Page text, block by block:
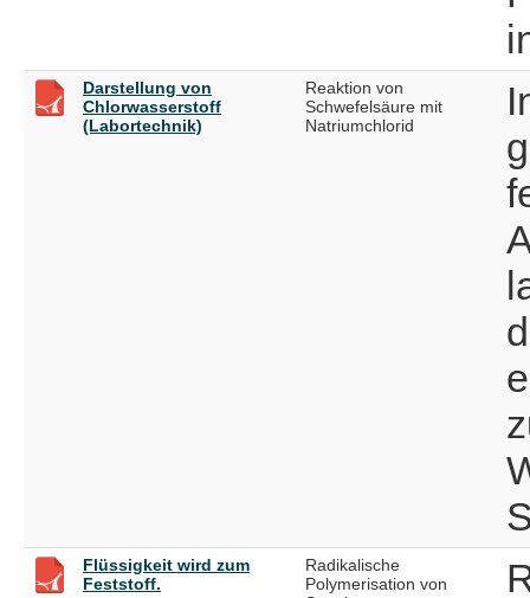
Darstellung von
Chlorwasserstoff
(Labortechnik)
Reaktion von
Schwefelsäure mit
Natriumchlorid
Flüssigkeit wird zum
Feststoff.
Radikalische
Polymerisation von